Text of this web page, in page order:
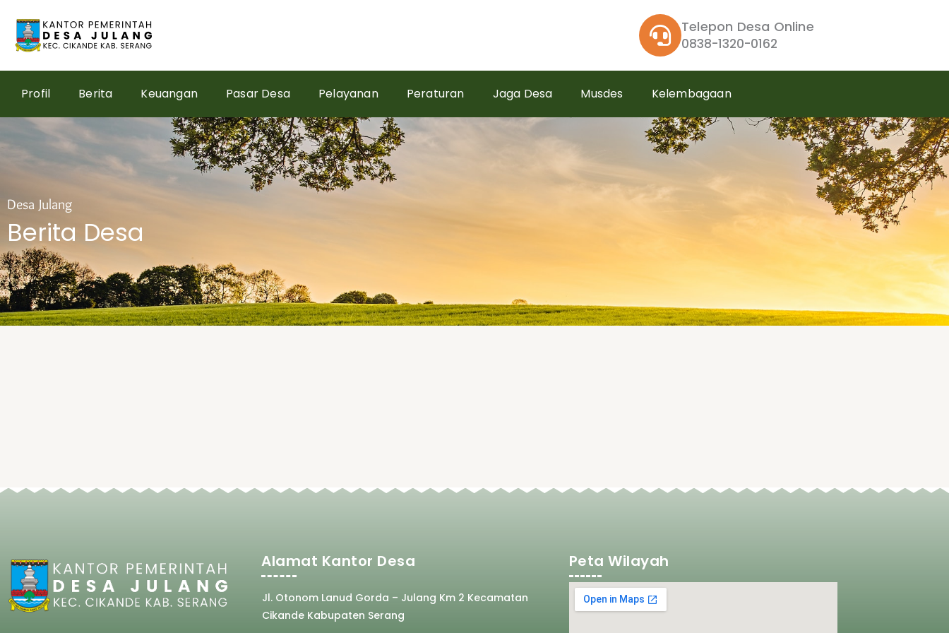
content
Telepon Desa Online
0838-1320-0162
Profil Berita Keuangan Pasar Desa Pelayanan Peraturan Jaga Desa Musdes Kelembagaan
Desa Julang
Berita Desa
Alamat Kantor Desa
Jl. Otonom Lanud Gorda – Julang Km 2 Kecamatan
Cikande Kabupaten Serang
Peta Wilayah